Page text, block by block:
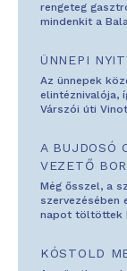
rengeteg
mindenkit a
ÜNNEPI
Az ünnepek
elintéznivalója,
Várszói úti
A BUJDOSÓ
VEZETŐ
Még ősszel, a
napot töltöttek
KÓSTOLD